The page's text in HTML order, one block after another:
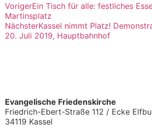
VorigerEin Tisch für alle: festliches
Martinsplatz
NächsterKassel nimmt Platz!
20. Juli 2019, Hauptbahnhof
Evangelische Friedenskirche
Friedrich-Ebert-Straße 112 / Ecke
34119 Kassel